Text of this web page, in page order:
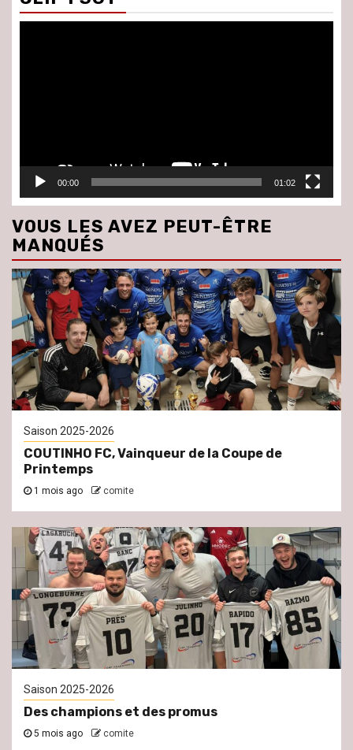
00:00 01:02
VOUS LES AVEZ PEUT-ÊTRE
MANQUÉS
Saison 2025-2026
COUTINHO FC, Vainqueur de la Coupe de
Printemps
1 mois ago comite
Saison 2025-2026
Des champions et des promus
5 mois ago comite